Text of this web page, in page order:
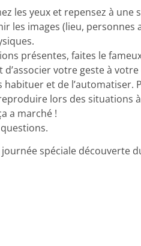
les yeux et repensez à une
les images (lieu,
présentes, faites le
d’associer votre geste à
et de l’automatiser.
lors des situations
a marché !
spéciale découverte